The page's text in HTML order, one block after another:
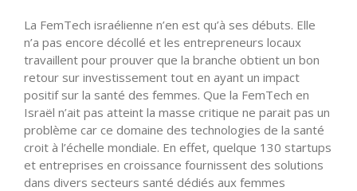
La FemTech israélienne n’en est qu’à ses débuts. Elle
n’a pas encore décollé et les entrepreneurs locaux
travaillent pour prouver que la branche obtient un bon
retour sur investissement tout en ayant un impact
positif sur la santé des femmes. Que la FemTech en
Israël n’ait pas atteint la masse critique ne parait pas un
problème car ce domaine des technologies de la santé
croit à l’échelle mondiale. En effet, quelque 130 startups
et entreprises en croissance fournissent des solutions
dans divers secteurs santé dédiés aux femmes